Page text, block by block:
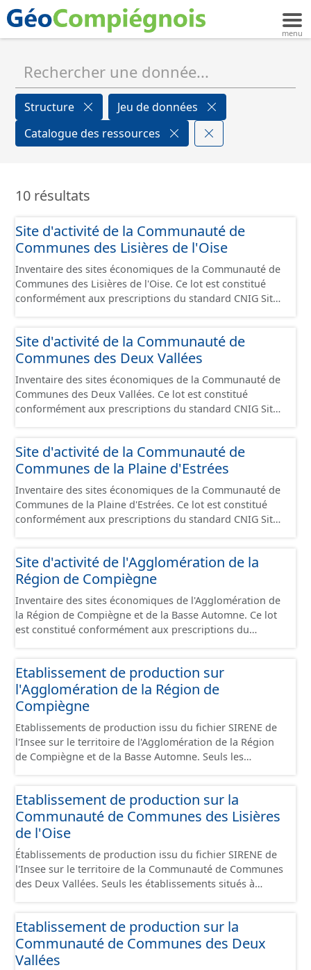
Structure
Jeu de données
Catalogue des ressources
10 résultats
Site d'activité de la Communauté de
Communes des Lisières de l'Oise
Inventaire des sites économiques de la Communauté de
Communes des Lisières de l'Oise. Ce lot est constitué
conformément aux prescriptions du standard CNIG Sites
Site d'activité de la Communauté de
Communes des Deux Vallées
Inventaire des sites économiques de la Communauté de
Communes des Deux Vallées. Ce lot est constitué
conformément aux prescriptions du standard CNIG Sites
Site d'activité de la Communauté de
Communes de la Plaine d'Estrées
Inventaire des sites économiques de la Communauté de
Communes de la Plaine d'Estrées. Ce lot est constitué
conformément aux prescriptions du standard CNIG Sites
Site d'activité de l'Agglomération de la
Région de Compiègne
Inventaire des sites économiques de l'Agglomération de
la Région de Compiègne et de la Basse Automne. Ce lot
est constitué conformément aux prescriptions du
Etablissement de production sur
l'Agglomération de la Région de
Compiègne
Etablissements de production issu du fichier SIRENE de
l'Insee sur le territoire de l'Agglomération de la Région
de Compiègne et de la Basse Automne. Seuls les
et structurés conformément aux prescriptions du
standard CNIG Sites Economiques. Ce lot ne contient pas
la référence aux terrains à vocation économique à ce
limitant aux SCI.
Etablissement de production sur la
Communauté de Communes des Lisières
de l'Oise
Établissements de production issu du fichier SIRENE de
l'Insee sur le territoire de la Communauté de Communes
des Deux Vallées. Seuls les établissements situés à
conformément aux prescriptions du standard CNIG Sites
Économiques. Ce lot ne contient pas la référence aux
terrains à vocation économique à ce jour. Il est filtré au-
Etablissement de production sur la
Communauté de Communes des Deux
Vallées